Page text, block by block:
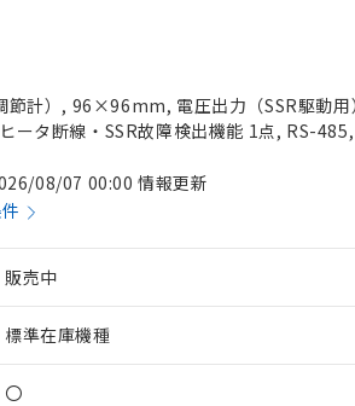
節計）, 96×96mm, 電圧出力（SSR駆動
ータ断線・SSR故障検出機能 1点, RS-
08/07 00:00 情報更新
販売中
標準在庫機種
〇